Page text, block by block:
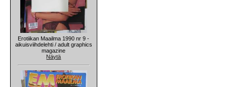
Erotiikan Maailma 1990 nr 9 -
aikuisviihdelehti / adult graphics
magazine
Näytä